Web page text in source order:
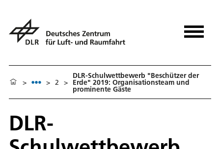
> > 2 >
DLR-Schulwettbewerb "Beschützer der
Erde" 2019: Organisationsteam und
prominente Gäste
DLR-